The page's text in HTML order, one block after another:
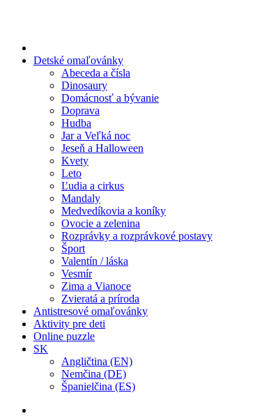
Detské omaľovánky
Abeceda a čísla
Dinosaury
Domácnosť a bývanie
Doprava
Hudba
Jar a Veľká noc
Jeseň a Halloween
Kvety
Leto
Ľudia a cirkus
Mandaly
Medvedíkovia a koníky
Ovocie a zelenina
Rozprávky a rozprávkové postavy
Šport
Valentín / láska
Vesmír
Zima a Vianoce
Zvieratá a príroda
Antistresové omaľovánky
Aktivity pre deti
Online puzzle
SK
Angličtina (EN)
Nemčina (DE)
Španielčina (ES)